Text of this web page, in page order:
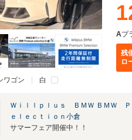
ワゴン 白
Aプ
残
ロ
Ｗｉｌｌｐｌｕｓ ＢＭＷ ＢＭＷ
ｅｌｅｃｔｉｏｎ小倉
サマーフェア開催中！！